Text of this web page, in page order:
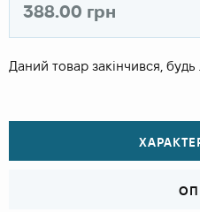
388.00 грн
Даний товар закінчився, будь